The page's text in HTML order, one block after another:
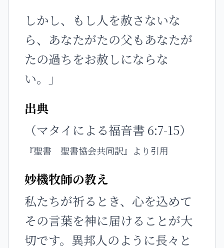
しかし、もし人を赦さないな
ら、あなたがたの父もあなたが
たの過ちをお赦しにならな
い。」
出典
（マタイによる福音書 6:7-15）
『聖書 聖書協会共同訳』より引用
妙機牧師の教え
私たちが祈るとき、心を込めて
その言葉を神に届けることが大
切です。異邦人のように長々と